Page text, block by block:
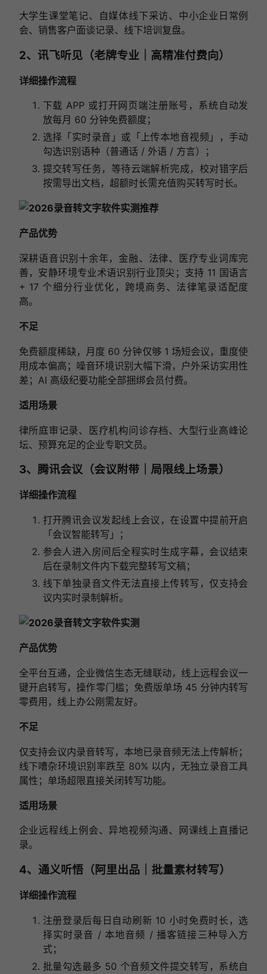
大学生课堂笔记、自媒体线下采访、中小企业日常例
会、销售客户面谈记录、线下培训复盘。
2、讯飞听见（老牌专业｜高精准付费向）
详细操作流程
下载 APP 或打开网页端注册账号，系统自动发
放每月 60 分钟免费额度；
选择「实时录音」或「上传本地音视频」，手动
勾选识别语种（普通话 / 外语 / 方言）；
提交转写任务，等待云端解析完成，校对错字后
按需导出文档，超额时长需充值购买转写时长。
产品优势
深耕语音识别十余年，金融、法律、医疗专业词库完
善，安静环境专业术语识别行业顶尖；支持 11 国语言
+ 17 个细分行业优化，跨境商务、法律笔录适配度
高。
不足
免费额度稀缺，月度 60 分钟仅够 1 场短会议，重度使
用成本偏高；噪音环境识别大幅下滑，户外采访实用性
差；AI 高级纪要功能全部捆绑会员付费。
适用场景
律所庭审记录、医疗机构问诊存档、大型行业高峰论
坛、预算充足的企业专职文员。
3、腾讯会议（会议附带｜局限线上场景）
详细操作流程
打开腾讯会议发起线上会议，在设置中提前开启
「会议智能转写」；
参会人进入房间后全程实时生成字幕，会议结束
后在录制文件内下载完整转写文稿；
线下单独录音文件无法直接上传转写，仅支持会
议内实时录制解析。
产品优势
全平台互通，企业微信生态无缝联动，线上远程会议一
键开启转写，操作零门槛；免费版单场 45 分钟内转写
零费用，线上办公刚需友好。
不足
仅支持会议内录音转写，本地已录音频无法上传解析；
线下嘈杂环境识别率跌至 80% 以内，无独立录音工具
属性；单场超限直接关闭转写功能。
适用场景
企业远程线上例会、异地视频沟通、网课线上直播记
录。
4、通义听悟（阿里出品｜批量素材转写）
详细操作流程
注册登录后每日自动刷新 10 小时免费时长，选
择实时录音 / 本地音频 / 播客链接三种导入方
式；
批量勾选最多 50 个音频文件提交转写，系统自